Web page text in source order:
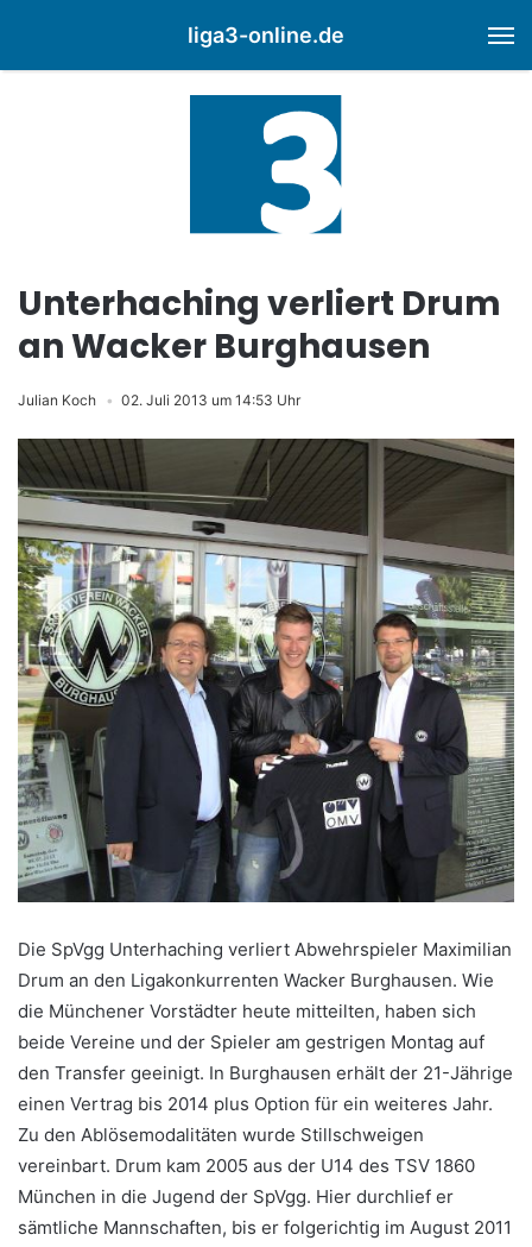
liga3-online.de
Unterhaching verliert Drum
an Wacker Burghausen
Julian Koch 02. Juli 2013 um 14:53 Uhr
Die SpVgg Unterhaching verliert Abwehrspieler Maximilian
Drum an den Ligakonkurrenten Wacker Burghausen. Wie
die Münchener Vorstädter heute mitteilten, haben sich
beide Vereine und der Spieler am gestrigen Montag auf
den Transfer geeinigt. In Burghausen erhält der 21-Jährige
einen Vertrag bis 2014 plus Option für ein weiteres Jahr.
Zu den Ablösemodalitäten wurde Stillschweigen
vereinbart. Drum kam 2005 aus der U14 des TSV 1860
München in die Jugend der SpVgg. Hier durchlief er
sämtliche Mannschaften, bis er folgerichtig im August 2011